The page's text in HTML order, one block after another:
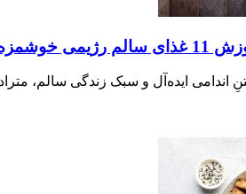
خوشمزه
اندامی ایده‌آل و سبک زندگی سالم،